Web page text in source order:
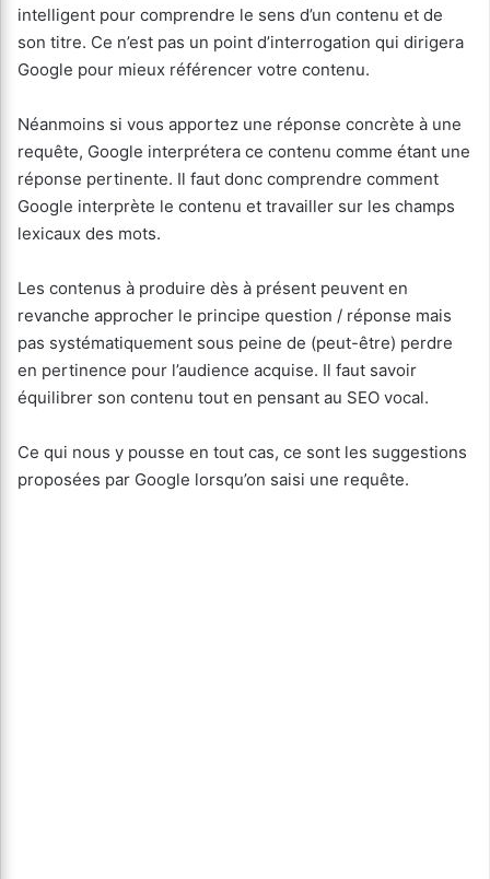
intelligent pour comprendre le sens d’un contenu et de
son titre. Ce n’est pas un point d’interrogation qui dirigera
Google pour mieux référencer votre contenu.
Néanmoins si vous apportez une réponse concrète à une
requête, Google interprétera ce contenu comme étant une
réponse pertinente. Il faut donc comprendre comment
Google interprète le contenu et travailler sur les champs
lexicaux des mots.
Les contenus à produire dès à présent peuvent en
revanche approcher le principe question / réponse mais
pas systématiquement sous peine de (peut-être) perdre
en pertinence pour l’audience acquise. Il faut savoir
équilibrer son contenu tout en pensant au SEO vocal.
Ce qui nous y pousse en tout cas, ce sont les suggestions
proposées par Google lorsqu’on saisi une requête.